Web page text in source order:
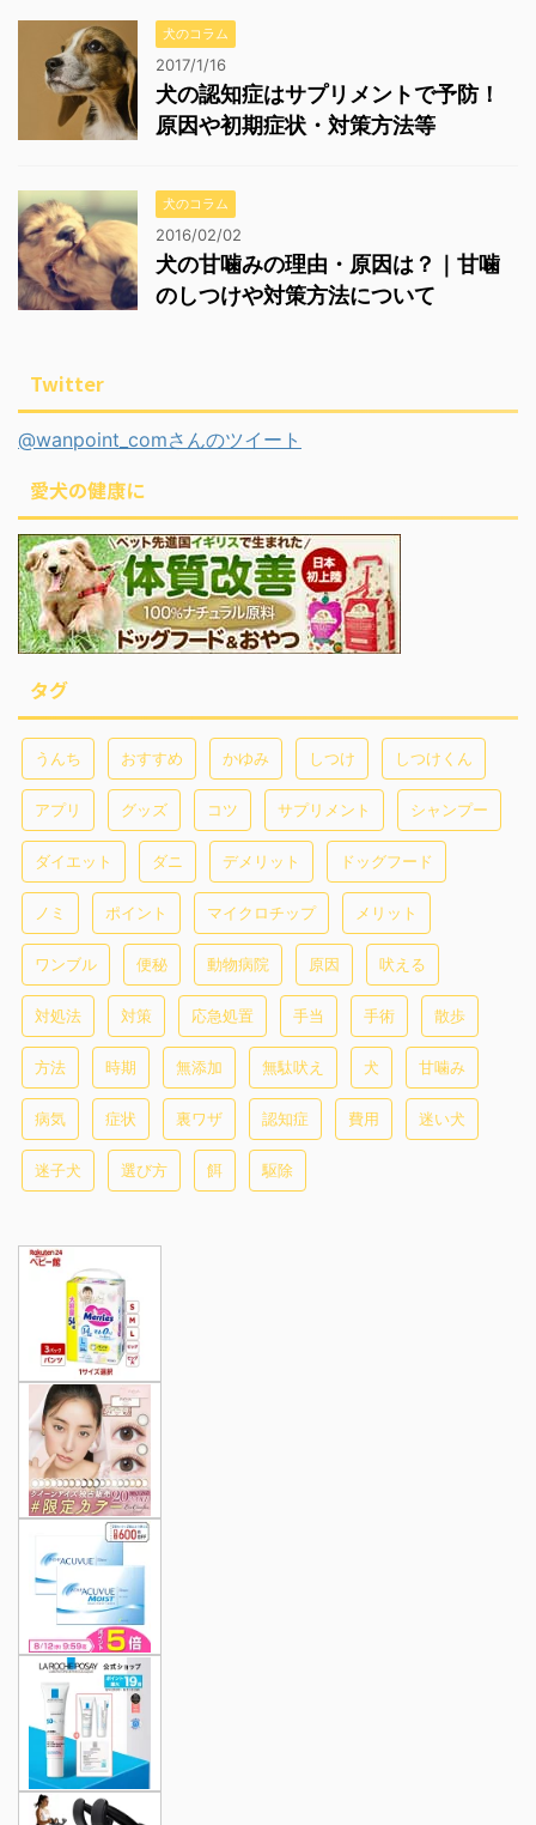
犬のコラム
2017/1/16
犬の認知症はサプリメントで予防！
原因や初期症状・対策方法等
犬のコラム
2016/02/02
犬の甘噛みの理由・原因は？｜甘噛
のしつけや対策方法について
Twitter
@wanpoint_comさんのツイート
愛犬の健康に
タグ
うんち おすすめ かゆみ しつけ しつけくん
アプリ グッズ コツ サプリメント シャンプー
ダイエット ダニ デメリット ドッグフード
ノミ ポイント マイクロチップ メリット
ワンブル 便秘 動物病院 原因 吠える
対処法 対策 応急処置 手当 手術 散歩
方法 時期 無添加 無駄吠え 犬 甘噛み
病気 症状 裏ワザ 認知症 費用 迷い犬
迷子犬 選び方 餌 駆除